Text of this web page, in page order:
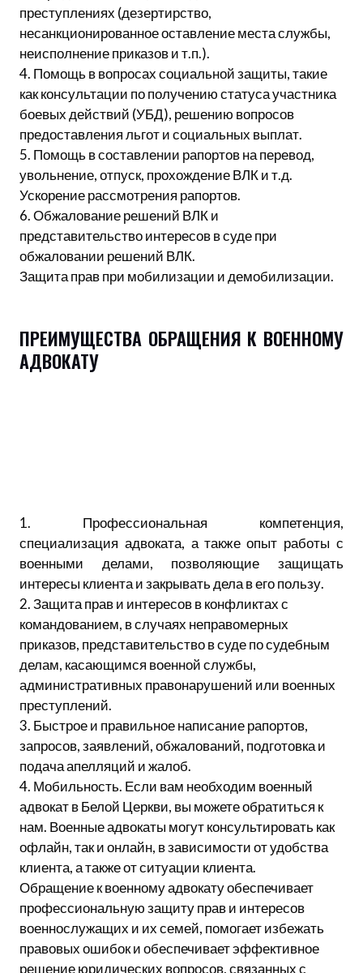
преступлениях (дезертирство,
несанкционированное оставление места службы,
неисполнение приказов и т.п.).
4. Помощь в вопросах социальной защиты, такие
как консультации по получению статуса участника
боевых действий (УБД), решению вопросов
предоставления льгот и социальных выплат.
5. Помощь в составлении рапортов на перевод,
увольнение, отпуск, прохождение ВЛК и т.д.
Ускорение рассмотрения рапортов.
6. Обжалование решений ВЛК и
представительство интересов в суде при
обжаловании решений ВЛК.
Защита прав при мобилизации и демобилизации.
ПРЕИМУЩЕСТВА ОБРАЩЕНИЯ К ВОЕННОМУ
АДВОКАТУ
1. Профессиональная компетенция,
специализация адвоката, а также опыт работы с
военными делами, позволяющие защищать
интересы клиента и закрывать дела в его пользу.
2. Защита прав и интересов в конфликтах с
командованием, в случаях неправомерных
приказов, представительство в суде по судебным
делам, касающимся военной службы,
административных правонарушений или военных
преступлений.
3. Быстрое и правильное написание рапортов,
запросов, заявлений, обжалований, подготовка и
подача апелляций и жалоб.
4. Мобильность. Если вам необходим военный
адвокат в Белой Церкви, вы можете обратиться к
нам. Военные адвокаты могут консультировать как
офлайн, так и онлайн, в зависимости от удобства
клиента, а также от ситуации клиента.
Обращение к военному адвокату обеспечивает
профессиональную защиту прав и интересов
военнослужащих и их семей, помогает избежать
правовых ошибок и обеспечивает эффективное
решение юридических вопросов, связанных с